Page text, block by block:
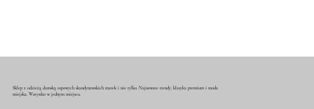
Sklep z odzieżą damską topowych skandynawskich marek i nie tylko. Najnowsze trendy, klasyka premium i moda
miejska. Wszystko w jednym miejscu.